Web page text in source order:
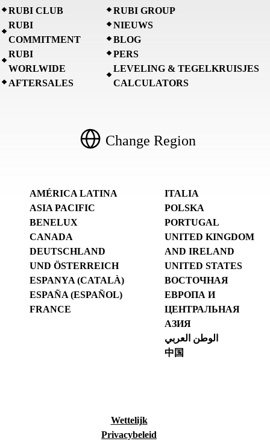
RUBI CLUB
RUBI
COMMITMENT
RUBI
WORLWIDE
AFTERSALES
RUBI GROUP
NIEUWS
BLOG
PERS
LEVELING & TEGELKRUISJES
CALCULATORS
Change Region
AMÉRICA LATINA
ASIA PACIFIC
BENELUX
CANADA
DEUTSCHLAND
UND ÖSTERREICH
ESPANYA (CATALÀ)
ESPAÑA (ESPAÑOL)
FRANCE
ITALIA
POLSKA
PORTUGAL
UNITED KINGDOM
AND IRELAND
UNITED STATES
ВОСТОЧНАЯ
ЕВРОПА И
ЦЕНТРАЛЬНАЯ
АЗИЯ
الوطن العربي
中国
Wettelijk
Privacybeleid